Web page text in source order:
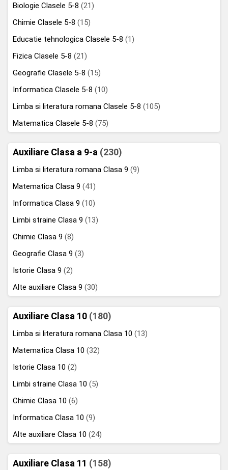
Biologie Clasele 5-8 (21)
Chimie Clasele 5-8 (15)
Educatie tehnologica Clasele 5-8 (1)
Fizica Clasele 5-8 (21)
Geografie Clasele 5-8 (15)
Informatica Clasele 5-8 (10)
Limba si literatura romana Clasele 5-8 (105)
Matematica Clasele 5-8 (75)
Auxiliare Clasa a 9-a (230)
Limba si literatura romana Clasa 9 (9)
Matematica Clasa 9 (41)
Informatica Clasa 9 (10)
Limbi straine Clasa 9 (13)
Chimie Clasa 9 (8)
Geografie Clasa 9 (3)
Istorie Clasa 9 (2)
Alte auxiliare Clasa 9 (30)
Auxiliare Clasa 10 (180)
Limba si literatura romana Clasa 10 (13)
Matematica Clasa 10 (32)
Istorie Clasa 10 (2)
Limbi straine Clasa 10 (5)
Chimie Clasa 10 (6)
Informatica Clasa 10 (9)
Alte auxiliare Clasa 10 (24)
Auxiliare Clasa 11 (158)